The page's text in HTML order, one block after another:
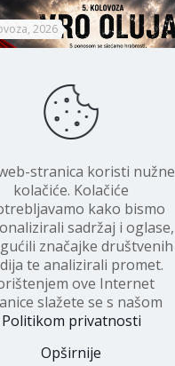
2026
Oluja
Opširnije
stranica koristi nužne
kolačiće. Kolačiće
kako bismo
sadržaj i oglase,
značajke društvenih
te analizirali promet.
ove Internet
slažete se s našom
Politikom privatnosti
Opširnije